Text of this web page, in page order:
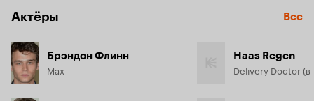
Актёры Все
Брэндон Флинн
Max
Haas Regen